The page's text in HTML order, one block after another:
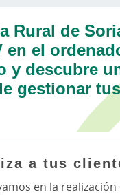
Rural de
en el
y descubre
gestionar
a tus
en la realización